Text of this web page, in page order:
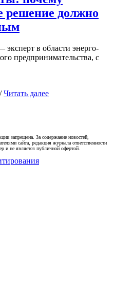
решение должно
в области энерго-
предпринимательства, с
Читать далее
запрещена. За содержание новостей,
сайта, редакция журнала ответственности
и не является публичной офертой.